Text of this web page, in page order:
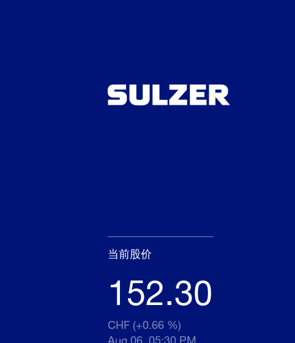
当前股价
152.30
CHF (+0.66 %)
Aug 06, 05:30 PM